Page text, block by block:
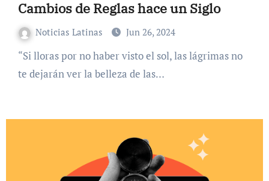
Cambios de Reglas hace un Siglo
Noticias Latinas Jun 26, 2024
“Si lloras por no haber visto el sol, las lágrimas no
te dejarán ver la belleza de las…